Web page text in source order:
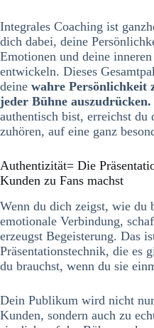
Integrales Coaching ist
dich dabei, deine
Emotionen und deine
entwickeln. Dieses
deine wahre Persönlichkeit
jeder Bühne auszudrücken.
authentisch bist, erreichst du
zuhören, auf eine ganz
Authentizität= Die
Kunden zu Fans machst
Wenn du dich zeigst, wie du
emotionale Verbindung,
erzeugst Begeisterung. Das
Präsentationstechnik, die es
du brauchst, wenn du sie
Dein Publikum wird nicht
Kunden, sondern auch zu